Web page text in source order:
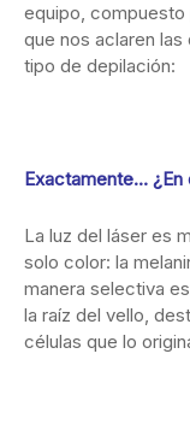
equipo,
que nos aclaren
tipo de depilación:
Exactamente…
La luz del láser es
solo color: la
manera selectiva
la raíz del vello,
células que lo